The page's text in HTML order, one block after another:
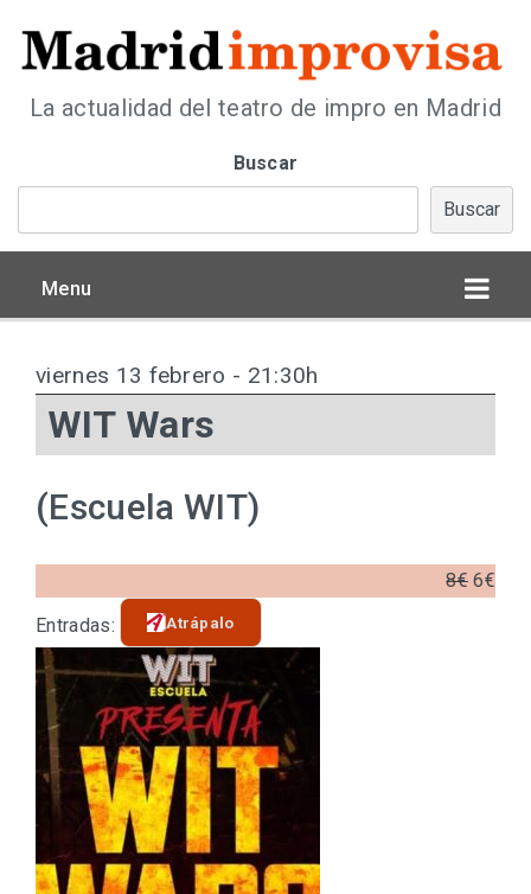
La actualidad del teatro de impro en Madrid
Buscar
Buscar
Menu
viernes 13 febrero - 21:30h
WIT Wars
(Escuela WIT)
8€ 6€
Entradas:
Atrápalo